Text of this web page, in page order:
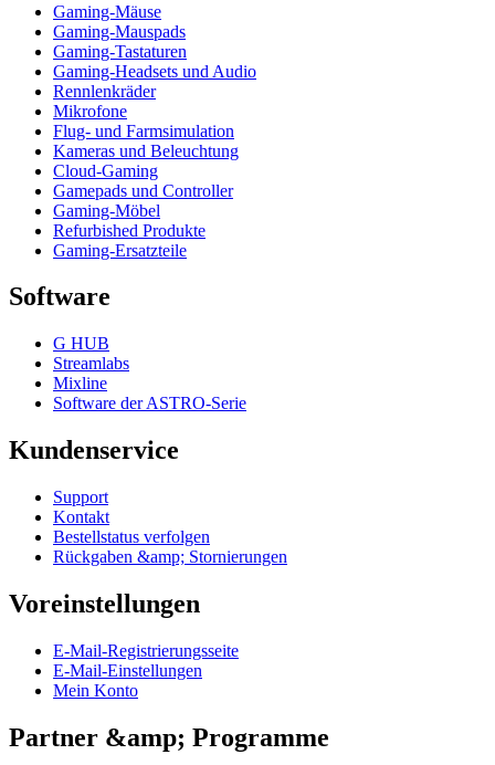
Gaming-Mäuse
Gaming-Mauspads
Gaming-Tastaturen
Gaming-Headsets und Audio
Rennlenkräder
Mikrofone
Flug- und Farmsimulation
Kameras und Beleuchtung
Cloud-Gaming
Gamepads und Controller
Gaming-Möbel
Refurbished Produkte
Gaming-Ersatzteile
Software
G HUB
Streamlabs
Mixline
Software der ASTRO-Serie
Kundenservice
Support
Kontakt
Bestellstatus verfolgen
Rückgaben &amp; Stornierungen
Voreinstellungen
E-Mail-Registrierungsseite
E-Mail-Einstellungen
Mein Konto
Partner &amp; Programme